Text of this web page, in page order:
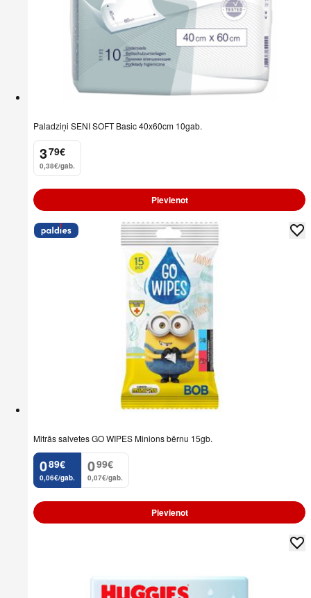
Paladziņi SENI SOFT Basic 40x60cm 10gab.
3
. 79€
0,38€/gab.
Pievienot
Mitrās salvetes GO WIPES Minions bērnu 15gb.
0
. 89€
0,06€/gab.
0
. 99€
0,07€/gab.
Pievienot